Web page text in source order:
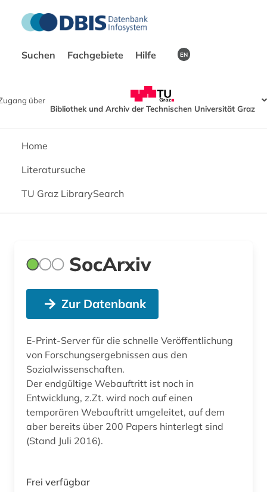
Suchen Fachgebiete Hilfe EN
über
Bibliothek und Archiv der Technischen Universität Graz
Home
Literatursuche
TU Graz LibrarySearch
SocArxiv
Zur Datenbank
E-Print-Server für die schnelle Veröffentlichung
von Forschungsergebnissen aus den
Sozialwissenschaften.
Der endgültige Webauftritt ist noch in
Entwicklung, z.Zt. wird noch auf einen
temporären Webauftritt umgeleitet, auf dem
aber bereits über 200 Papers hinterlegt sind
(Stand Juli 2016).
Frei verfügbar